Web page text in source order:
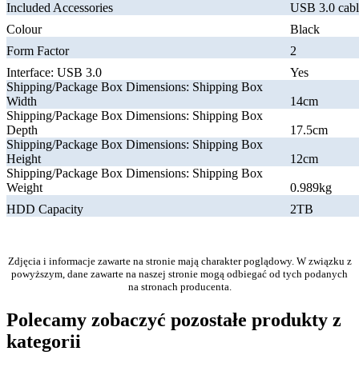
Included Accessories
USB 3.0
Colour
Black
Form Factor
2
Interface: USB 3.0
Yes
Shipping/Package Box Dimensions: Shipping Box
Width
14cm
Shipping/Package Box Dimensions: Shipping Box
Depth
17.5cm
Shipping/Package Box Dimensions: Shipping Box
Height
12cm
Shipping/Package Box Dimensions: Shipping Box
Weight
0.989kg
HDD Capacity
2TB
Zdjęcia i informacje zawarte na stronie mają charakter poglądowy. W związku z
powyższym, dane zawarte na naszej stronie mogą odbiegać od tych podanych
na stronach producenta.
Polecamy zobaczyć pozostałe produkty z
kategorii